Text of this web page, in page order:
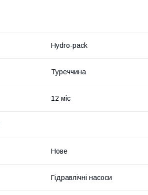
Hydro-pack
Туреччина
12 міс
Нове
Гідравлічні насоси